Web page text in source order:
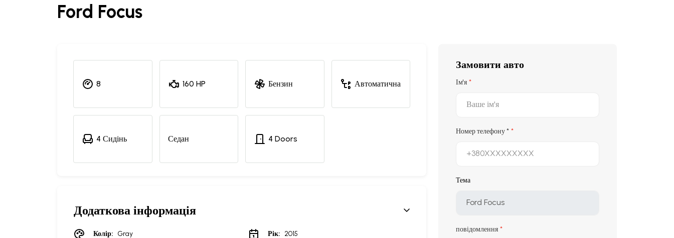
Ford Focus
8 160 HP Бензин Автоматична
4 Сидінь Седан 4 Doors
Додаткова інформація
Колір: Gray Рік: 2015
Замовити авто
Ім'я
Номер телефону*
Тема
повідомлення